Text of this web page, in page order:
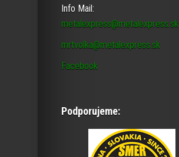
Info Mail:
metalexpress@metalexpress.sk
mrtvolka@metalexpress.sk
Facebook
Podporujeme: